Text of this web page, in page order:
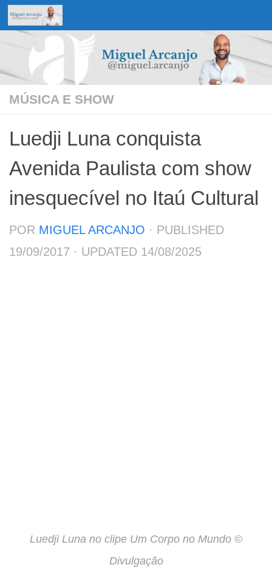
Skip to content
MÚSICA E SHOW
Luedji Luna conquista
Avenida Paulista com show
inesquecível no Itaú Cultural
POR MIGUEL ARCANJO · PUBLISHED
19/09/2017 · UPDATED 14/08/2025
Luedji Luna no clipe Um Corpo no Mundo ©
Divulgação